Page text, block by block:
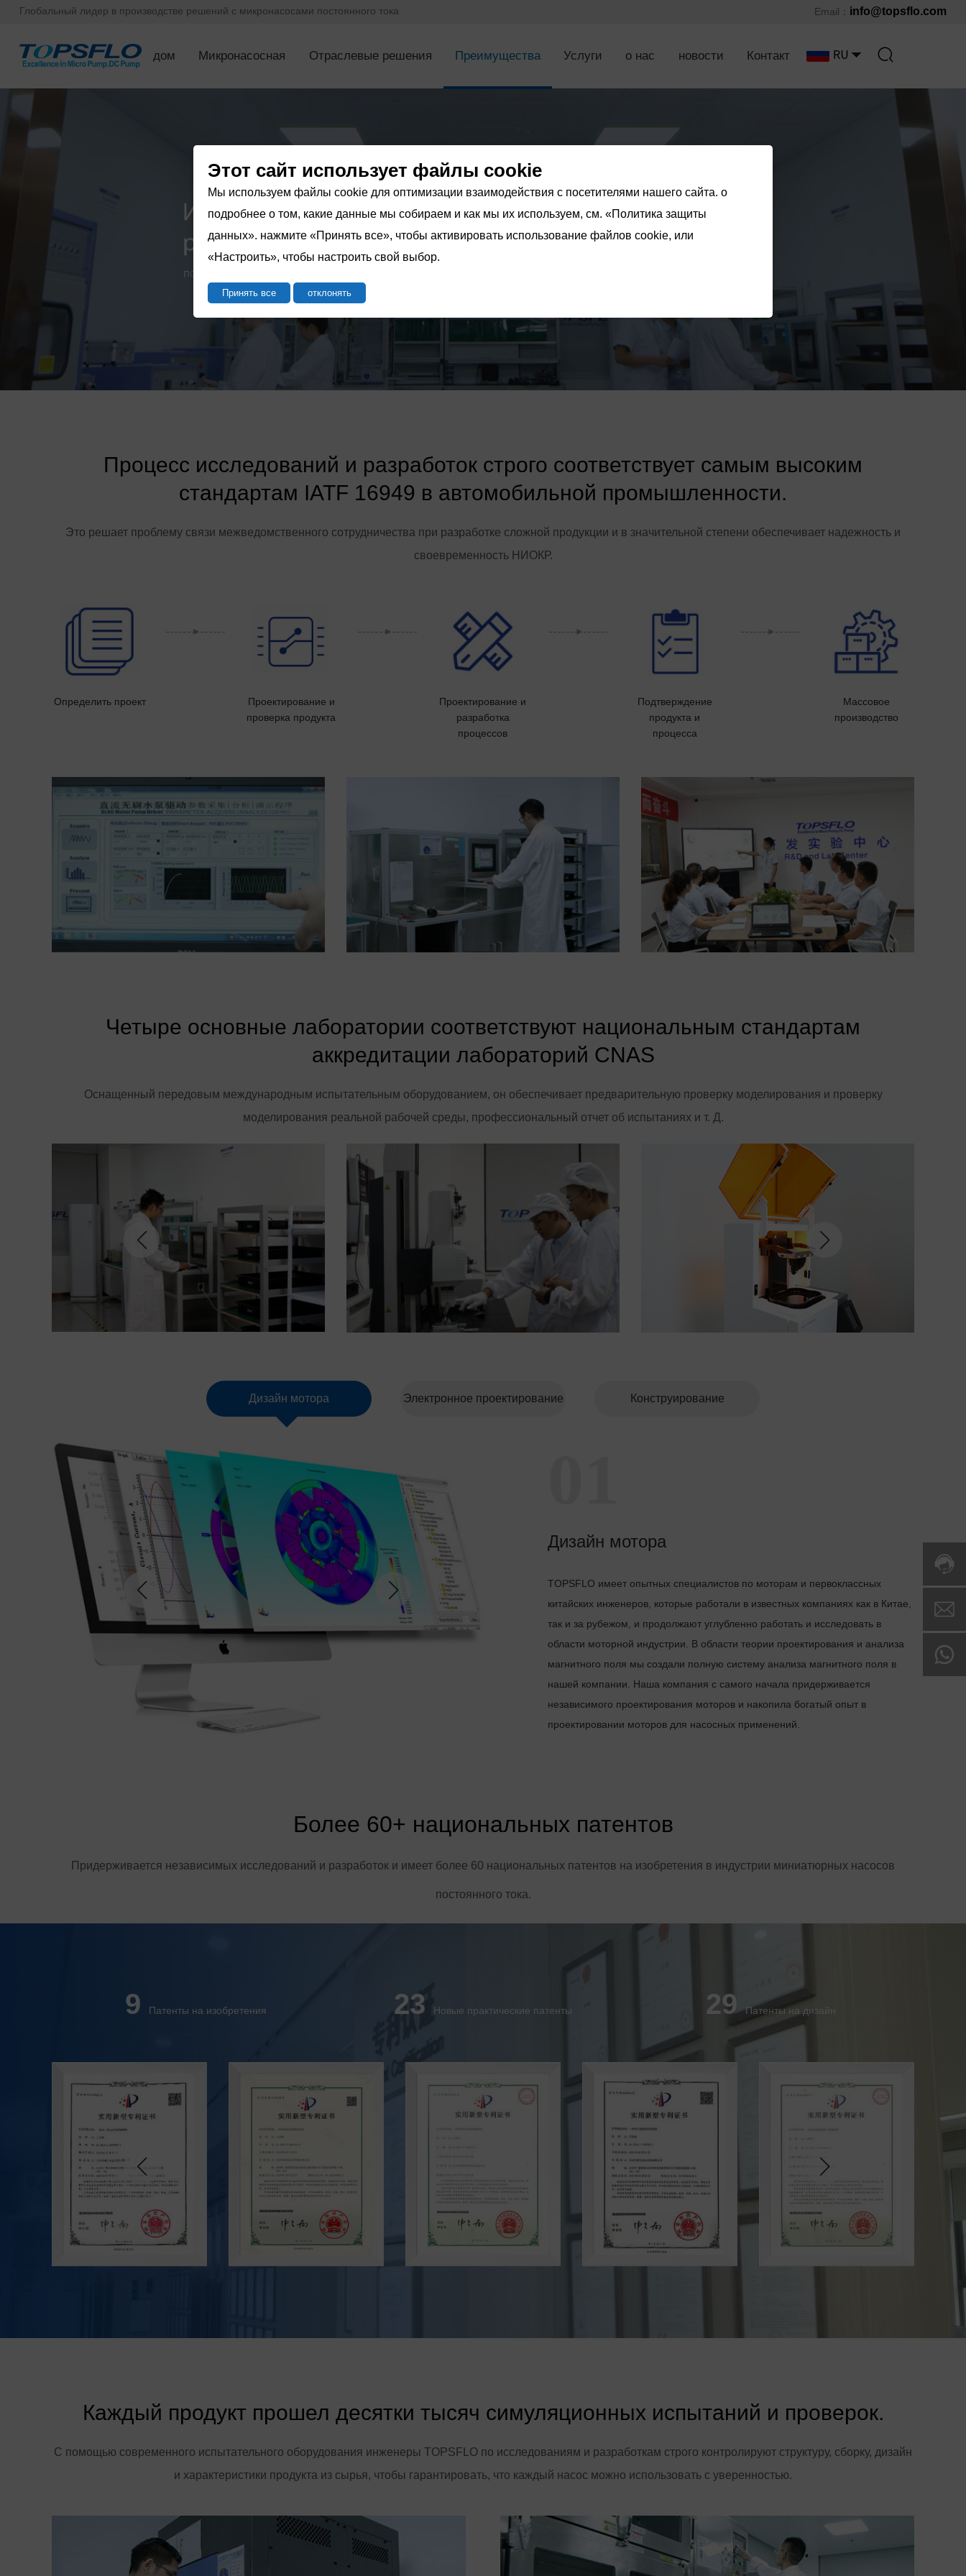
Глобальный лидер в производстве решений с микронасосами постоянного тока Email： info@topsflo.com
дом Микронасосная Отраслевые решения Преимущества Услуги о нас новости Контакт
Процесс исследований и разработок строго соответствует самым высоким
стандартам IATF 16949 в автомобильной промышленности.
Это решает проблему связи межведомственного сотрудничества при разработке сложной продукции и в значительной степени обеспечивает надежность и
своевременность НИОКР.
Определить проект
Проектирование и
проверка продукта
Проектирование и
разработка
процессов
Подтверждение
продукта и
процесса
Массовое
производство
Четыре основные лаборатории соответствуют национальным стандартам
аккредитации лабораторий CNAS
Оснащенный передовым международным испытательным оборудованием, он обеспечивает предварительную проверку моделирования и проверку
моделирования реальной рабочей среды, профессиональный отчет об испытаниях и т. Д.
Дизайн мотора Электронное проектирование Конструирование
Дизайн мотора
TOPSFLO имеет опытных специалистов по моторам и первоклассных
китайских инженеров, которые работали в известных компаниях как в Китае,
так и за рубежом, и продолжают углубленно работать и исследовать в
области моторной индустрии. В области теории проектирования и анализа
магнитного поля мы создали полную систему анализа магнитного поля в
нашей компании. Наша компания с самого начала придерживается
независимого проектирования моторов и накопила богатый опыт в
проектировании моторов для насосных применений.
Более 60+ национальных патентов
Придерживается независимых исследований и разработок и имеет более 60 национальных патентов на изобретения в индустрии миниатюрных насосов
постоянного тока.
9 Патенты на изобретения 23 Новые практические патенты 29Патенты на дизайн
Каждый продукт прошел десятки тысяч симуляционных испытаний и проверок.
С помощью современного испытательного оборудования инженеры TOPSFLO по исследованиям и разработкам строго контролируют структуру, сборку, дизайн
и характеристики продукта из сырья, чтобы гарантировать, что каждый насос можно использовать с уверенностью.
Этот сайт использует файлы cookie
Мы используем файлы cookie для оптимизации взаимодействия с посетителями нашего сайта. o
подробнее о том, какие данные мы собираем и как мы их используем, см. «Политика защиты
данных». нажмите «Принять все», чтобы активировать использование файлов cookie, или
«Настроить», чтобы настроить свой выбор.
Принять все отклонять